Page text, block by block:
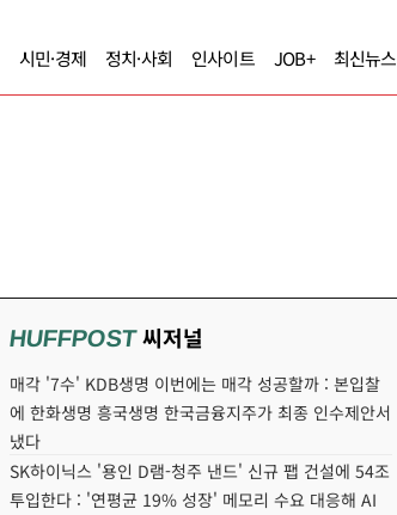
시민·경제 정치·사회 인사이트 JOB+ 최신뉴스
HUFFPOST씨저널
매각 '7수' KDB생명 이번에는 매각 성공할까 : 본입찰
에 한화생명 흥국생명 한국금융지주가 최종 인수제안서
냈다
SK하이닉스 '용인 D램-청주 낸드' 신규 팹 건설에 54조
투입한다 : '연평균 19% 성장' 메모리 수요 대응해 AI